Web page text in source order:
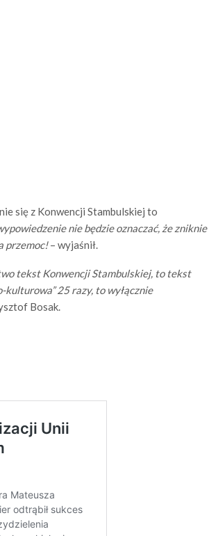
się z Konwencji Stambulskiej to
nie będzie oznaczać, że zniknie
przemoc!– wyjaśnił.
tekst Konwencji Stambulskiej, to tekst
kulturowa” 25 razy, to wyłącznie
Bosak.